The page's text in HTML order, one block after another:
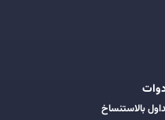
بالاستنساخ